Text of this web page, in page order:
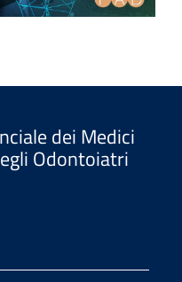
dei Medici
Odontoiatri